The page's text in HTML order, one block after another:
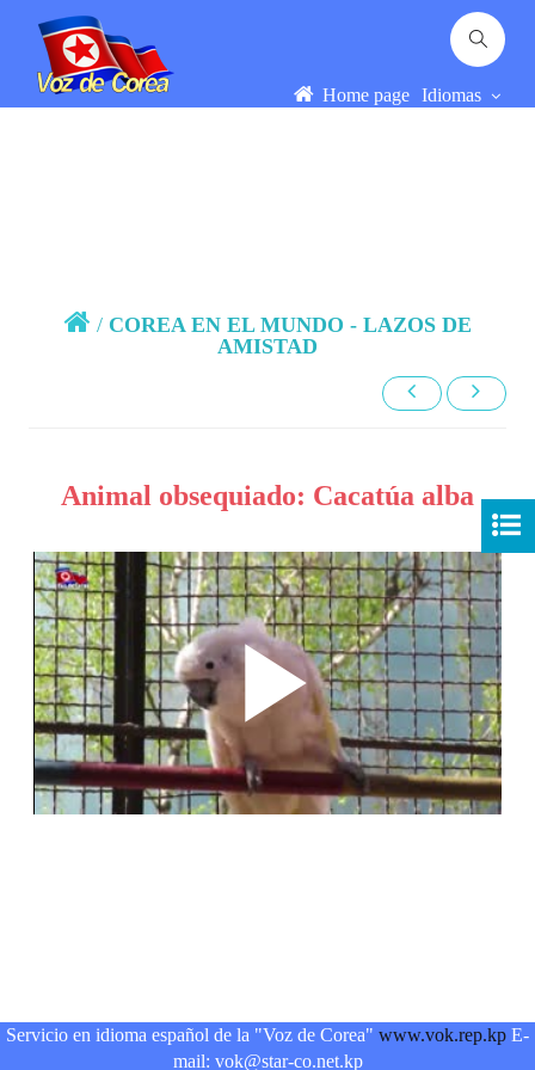
Home page Idiomas
/ COREA EN EL MUNDO - LAZOS DE
AMISTAD
Animal obsequiado: Cacatúa alba
Servicio en idioma español de la "Voz de Corea" www.vok.rep.kp E-
mail: vok@star-co.net.kp